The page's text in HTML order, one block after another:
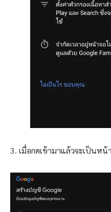
3. เมื่อกดเข้ามาแล้วจะเป็นห